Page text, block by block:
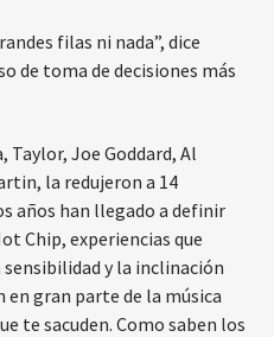
filas ni nada”, dice
de toma de decisiones más
Joe Goddard, Al
la redujeron a 14
años han llegado a definir
Chip, experiencias que
y la inclinación
gran parte de la música
te sacuden. Como saben los